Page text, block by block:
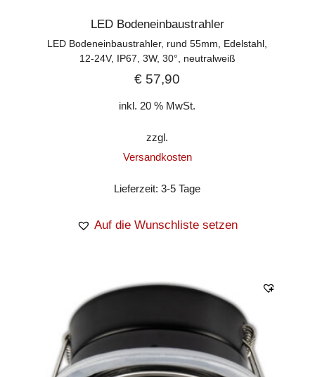
LED Bodeneinbaustrahler
LED Bodeneinbaustrahler, rund 55mm, Edelstahl,
12-24V, IP67, 3W, 30°, neutralweiß
€ 57,90
inkl. 20 % MwSt.
zzgl.
Versandkosten
Lieferzeit:3-5 Tage
Auf die Wunschliste setzen